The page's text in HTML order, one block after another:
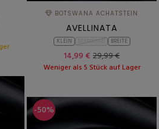
BOTSWANA ACHATSTEIN
AVELLINATA
KLEIN BREITE
14,99 € 29,99 €
Weniger als 5 Stück auf Lager
-50%